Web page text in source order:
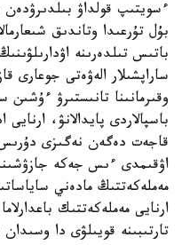
ءسويتىپ قولداۋ
بۇل تۇرعىدا وتاندىق
باتىس تىلدەرىنە
ساراپشىلار الەۋەتى جوعارى
وقىرمانىنا تانىستىرۋ ءۇشىن
باسپالاردى پايدالانۋ،
قاجەت دەگەن نەگىزى دۇرىس
اۋقىمدى ءىس جەكە
مەملەكەتتىڭ مادەني
ارنايى مەملەكەتتىك
تارتىبىنە قويىلۋى دا